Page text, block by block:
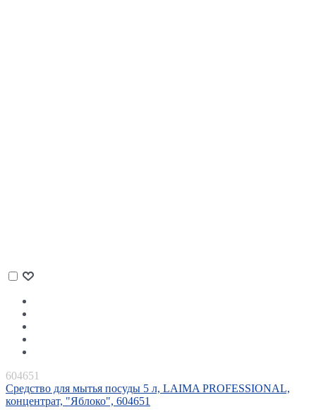
604651
Средство для мытья посуды 5 л, LAIMA PROFESSIONAL,
концентрат, "Яблоко", 604651